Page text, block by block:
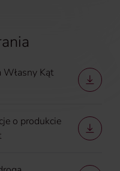
Kąt
o produkcie